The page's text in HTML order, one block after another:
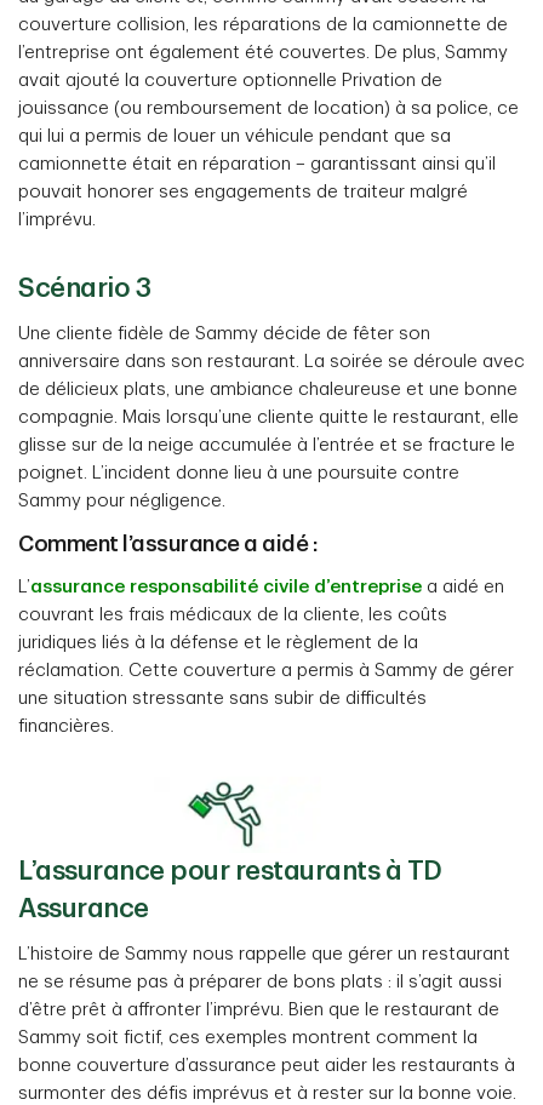
couverture collision, les réparations de la camionnette de
l’entreprise ont également été couvertes. De plus, Sammy
avait ajouté la couverture optionnelle Privation de
jouissance (ou remboursement de location) à sa police, ce
qui lui a permis de louer un véhicule pendant que sa
camionnette était en réparation – garantissant ainsi qu’il
pouvait honorer ses engagements de traiteur malgré
l’imprévu.
Scénario 3
Une cliente fidèle de Sammy décide de fêter son
anniversaire dans son restaurant. La soirée se déroule avec
de délicieux plats, une ambiance chaleureuse et une bonne
compagnie. Mais lorsqu’une cliente quitte le restaurant, elle
glisse sur de la neige accumulée à l’entrée et se fracture le
poignet. L’incident donne lieu à une poursuite contre
Sammy pour négligence.
Comment l’assurance a aidé :
L’assurance responsabilité civile d’entreprise a aidé en
couvrant les frais médicaux de la cliente, les coûts
juridiques liés à la défense et le règlement de la
réclamation. Cette couverture a permis à Sammy de gérer
une situation stressante sans subir de difficultés
financières.
L’assurance pour restaurants à TD
Assurance
L’histoire de Sammy nous rappelle que gérer un restaurant
ne se résume pas à préparer de bons plats : il s’agit aussi
d’être prêt à affronter l’imprévu. Bien que le restaurant de
Sammy soit fictif, ces exemples montrent comment la
bonne couverture d’assurance peut aider les restaurants à
surmonter des défis imprévus et à rester sur la bonne voie.